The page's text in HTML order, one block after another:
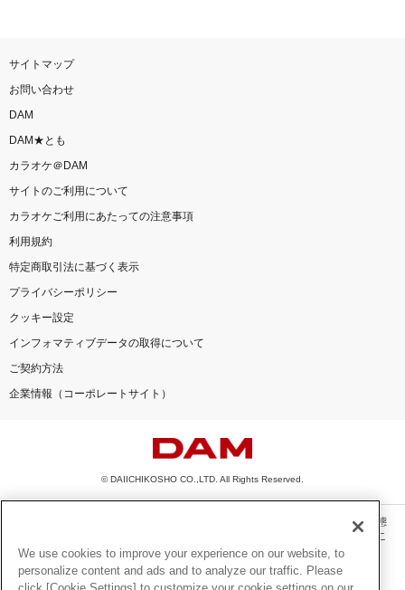
サイトマップ
お問い合わせ
DAM
DAM★とも
カラオケ＠DAM
サイトのご利用について
カラオケご利用にあたっての注意事項
利用規約
特定商取引法に基づく表示
プライバシーポリシー
クッキー設定
インフォマティブデータの取得について
ご契約方法
企業情報（コーポレートサイト）
© DAIICHIKOSHO CO.,LTD. All Rights Reserved.
このサイトに掲載されている一切の文章・画像・写真・動画・音声等を、手段や形態
を問わず、著作権法の定める範囲を超えて無断で複製、転載、ファイル化などするこ
とを禁じます。
楽曲及びコンテンツは、機種によりご利用いただけない場合があります。
We use cookies to improve your experience on our website, to
personalize content and ads and to analyze our traffic. Please